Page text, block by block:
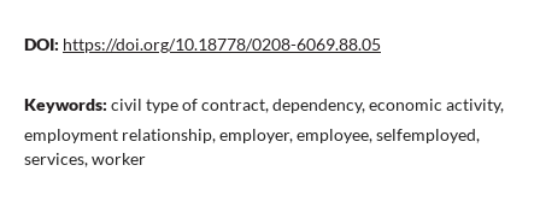
DOI: https://doi.org/10.18778/0208-6069.88.05
Keywords: civil type of contract, dependency, economic activity,
employment relationship, employer, employee, selfemployed,
services, worker